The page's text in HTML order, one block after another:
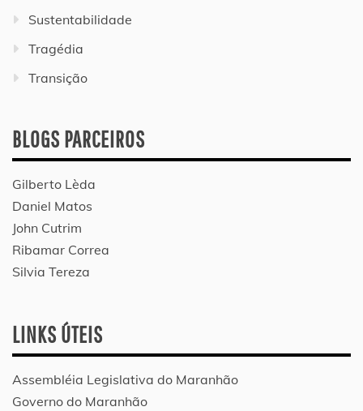
Sustentabilidade
Tragédia
Transição
BLOGS PARCEIROS
Gilberto Lèda
Daniel Matos
John Cutrim
Ribamar Correa
Silvia Tereza
LINKS ÚTEIS
Assembléia Legislativa do Maranhão
Governo do Maranhão